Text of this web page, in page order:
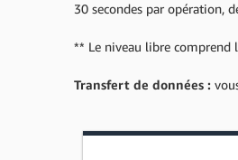
30 secondes par opération,
** Le niveau libre comprend
Transfert de données :